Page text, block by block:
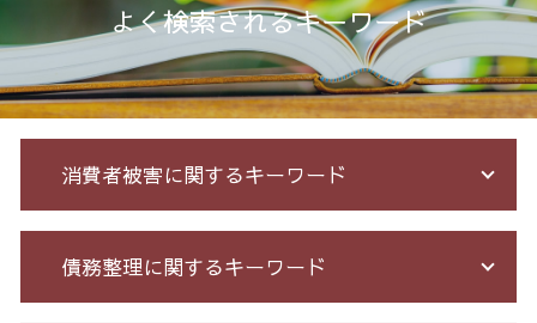
よく検索されるキーワード
消費者被害に関するキーワード
詐欺 民事
ネット 詐欺 被害 届
債務整理に関するキーワード